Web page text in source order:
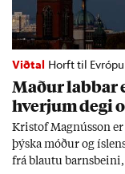
Viðtal Horft til Evrópu
Mað­ur labb­ar
hverj­um degi
Kri­stof Magnús­son
þýska móð­ur og
frá blautu